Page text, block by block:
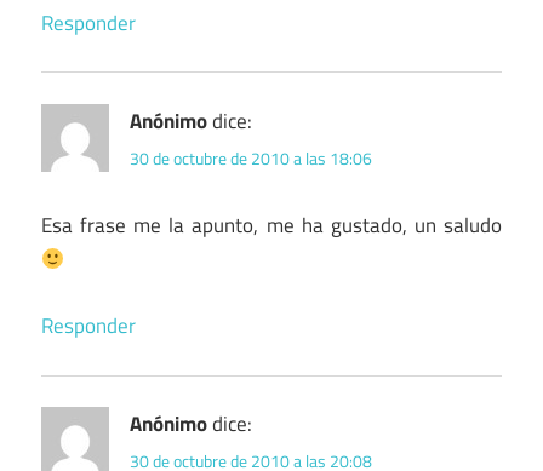
Responder
Anónimodice:
30 de octubre de 2010 a las 18:06
Esa frase me la apunto, me ha gustado, un saludo
Responder
Anónimodice:
30 de octubre de 2010 a las 20:08